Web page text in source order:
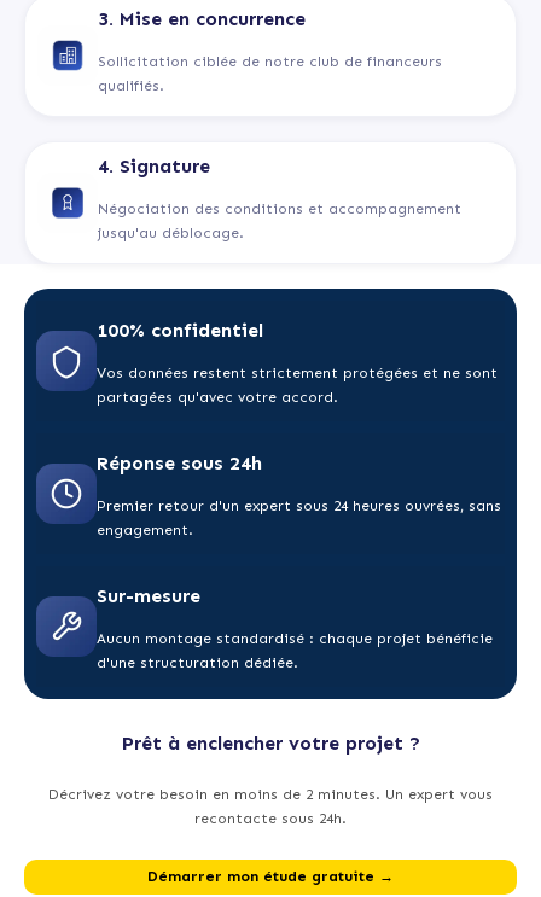
3. Mise en concurrence
Sollicitation ciblée de notre club de financeurs
qualifiés.
4. Signature
Négociation des conditions et accompagnement
jusqu'au déblocage.
100% confidentiel
Vos données restent strictement protégées et ne sont
partagées qu'avec votre accord.
Réponse sous 24h
Premier retour d'un expert sous 24 heures ouvrées, sans
engagement.
Sur-mesure
Aucun montage standardisé : chaque projet bénéficie
d'une structuration dédiée.
Prêt à enclencher votre projet ?
Décrivez votre besoin en moins de 2 minutes. Un expert vous
recontacte sous 24h.
Démarrer mon étude gratuite →